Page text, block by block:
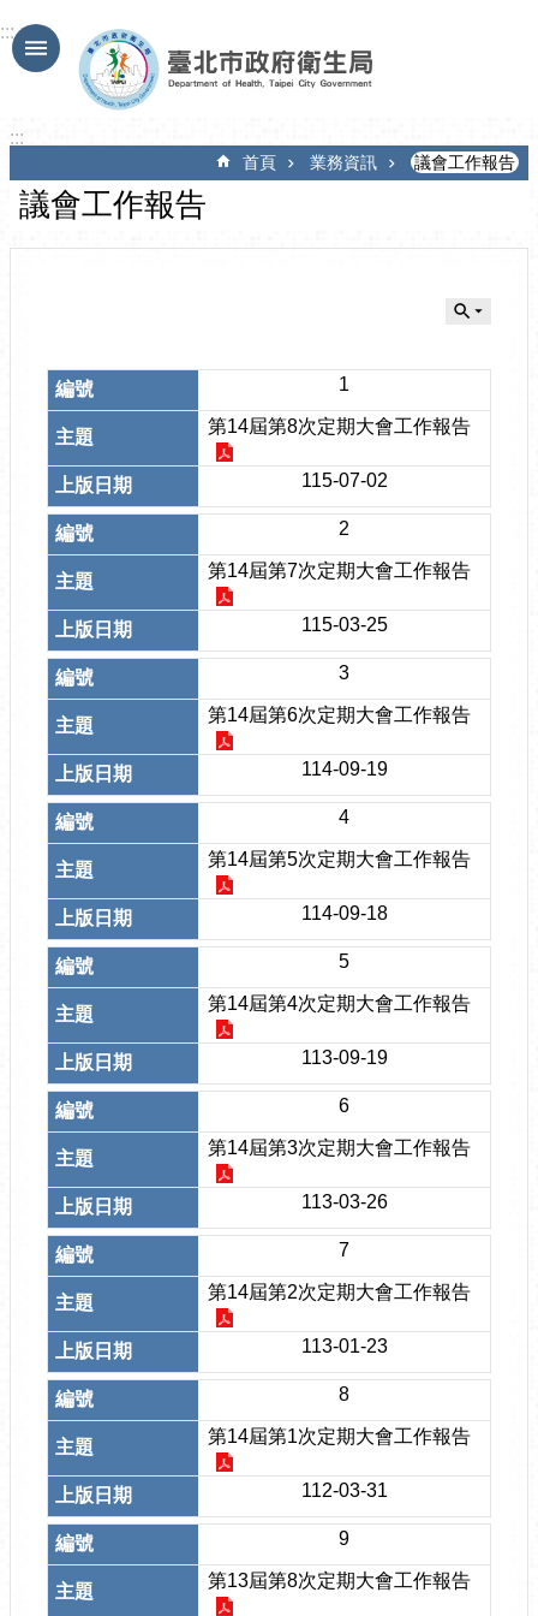
跳到主要內容區塊
:::
:::
首頁 業務資訊 議會工作報告
議會工作報告
1
第14屆第8次定期大會工作報告
115-07-02
2
第14屆第7次定期大會工作報告
115-03-25
3
第14屆第6次定期大會工作報告
114-09-19
4
第14屆第5次定期大會工作報告
114-09-18
5
第14屆第4次定期大會工作報告
113-09-19
6
第14屆第3次定期大會工作報告
113-03-26
7
第14屆第2次定期大會工作報告
113-01-23
8
第14屆第1次定期大會工作報告
112-03-31
9
第13屆第8次定期大會工作報告